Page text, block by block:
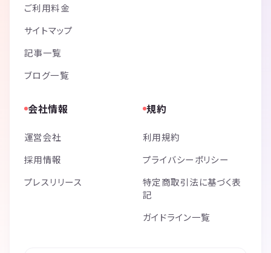
ご利用料金
サイトマップ
記事一覧
ブログ一覧
会社情報
運営会社
採用情報
プレスリリース
規約
利用規約
プライバシーポリシー
特定商取引法に基づく表
記
ガイドライン一覧